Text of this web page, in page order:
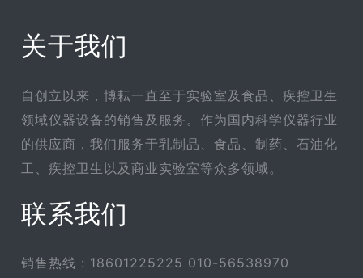
关于我们
自创立以来，博耘一直至于实验室及食品、疾控卫生
领域仪器设备的销售及服务。作为国内科学仪器行业
的供应商，我们服务于乳制品、食品、制药、石油化
工、疾控卫生以及商业实验室等众多领域。
联系我们
销售热线 : 18601225225 010-56538970